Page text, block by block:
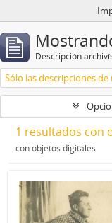
Descripción
Sólo las descripciones
1 resultados con
con objetos digitales